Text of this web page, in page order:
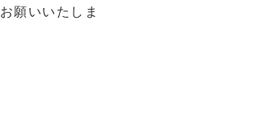
願いいたしま